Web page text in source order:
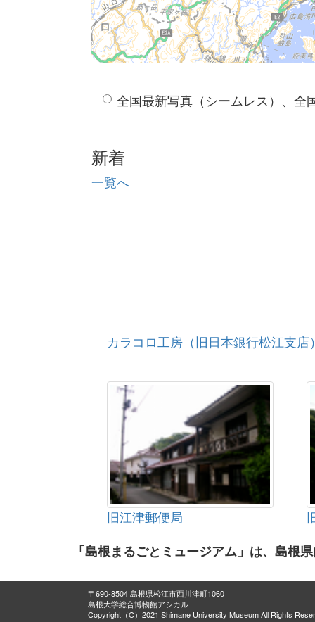
全国最新写真（シームレス）、全
新着
一覧へ
カラコロ工房（旧日本銀行松江支店
旧江津郵便局
「島根まるごとミュージアム」は、島根
〒690-8504 島根県松江市西川津町1060
島根大学総合博物館アシカル
Copyright（C）2021 Shimane University Museum All Rights